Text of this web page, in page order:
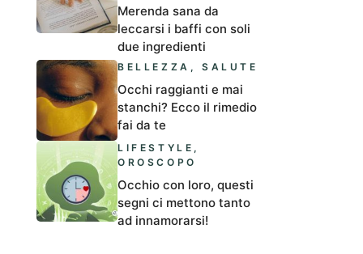
Merenda sana da
leccarsi i baffi con soli
due ingredienti
BELLEZZA ,SALUTE
Occhi raggianti e mai
stanchi? Ecco il rimedio
fai da te
LIFESTYLE ,
OROSCOPO
Occhio con loro, questi
segni ci mettono tanto
ad innamorarsi!